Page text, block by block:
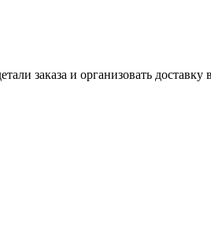
заказа и организовать доставку